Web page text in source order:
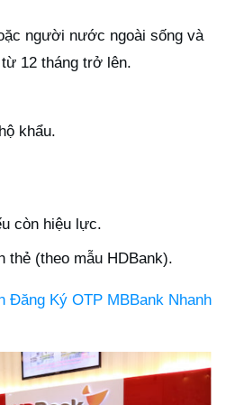
người nước ngoài sống và
12 tháng trở lên.
khẩu.
còn hiệu lực.
thẻ (theo mẫu HDBank).
Đăng Ký OTP MBBank Nhanh